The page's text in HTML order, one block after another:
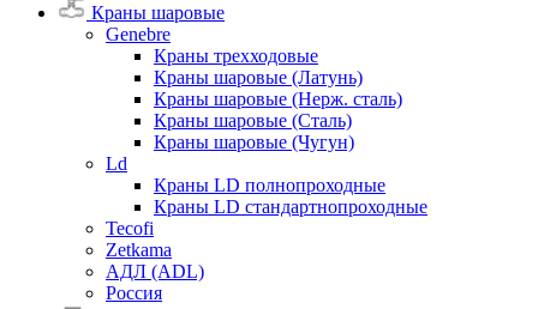
Краны шаровые
Genebre
Краны трехходовые
Краны шаровые (Латунь)
Краны шаровые (Нерж. сталь)
Краны шаровые (Сталь)
Краны шаровые (Чугун)
Ld
Краны LD полнопроходные
Краны LD стандартнопроходные
Tecofi
Zetkama
АДЛ (ADL)
Россия